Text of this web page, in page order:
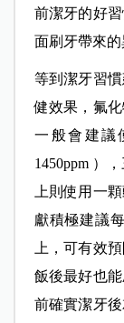
前潔牙的好
面刷牙帶來的
等到潔牙習
健效果，氟
一般會建議
1450ppm ）
上則使用一
獻積極建議
上，可有效
飯後最好也
前確實潔牙